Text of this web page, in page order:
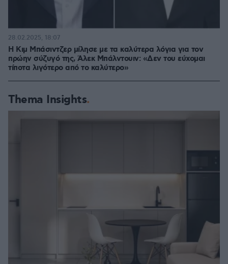
H Κιμ Μπάσιντζερ μίλησε με τα καλύτερα λόγια για τον
πρώην σύζυγό της, Άλεκ Μπάλντουιν: «Δεν του εύχομαι
τίποτα λιγότερο από το καλύτερο»
28.02.2025, 18:07
Thema Insights